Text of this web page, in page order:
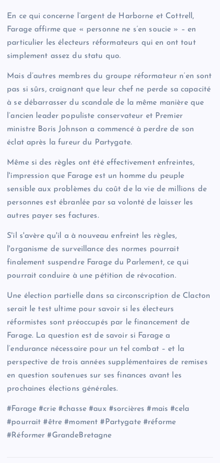
En ce qui concerne l’argent de Harborne et Cottrell,
Farage affirme que « personne ne s’en soucie » – en
particulier les électeurs réformateurs qui en ont tout
simplement assez du statu quo.
Mais d’autres membres du groupe réformateur n’en sont
pas si sûrs, craignant que leur chef ne perde sa capacité
à se débarrasser du scandale de la même manière que
l’ancien leader populiste conservateur et Premier
ministre Boris Johnson a commencé à perdre de son
éclat après la fureur du Partygate.
Même si des règles ont été effectivement enfreintes,
l'impression que Farage est un homme du peuple
sensible aux problèmes du coût de la vie de millions de
personnes est ébranlée par sa volonté de laisser les
autres payer ses factures.
S'il s'avère qu'il a à nouveau enfreint les règles,
l'organisme de surveillance des normes pourrait
finalement suspendre Farage du Parlement, ce qui
pourrait conduire à une pétition de révocation.
Une élection partielle dans sa circonscription de Clacton
serait le test ultime pour savoir si les électeurs
réformistes sont préoccupés par le financement de
Farage. La question est de savoir si Farage a
l’endurance nécessaire pour un tel combat – et la
perspective de trois années supplémentaires de remises
en question soutenues sur ses finances avant les
prochaines élections générales.
#Farage #crie #chasse #aux #sorcières #mais #cela
#pourrait #être #moment #Partygate #réforme
#Réformer #GrandeBretagne